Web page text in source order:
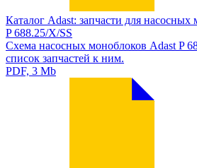
Каталог Adast: запчасти для
P 688.25/X/SS
Схема насосных моноблоков Adast P
список запчастей к ним.
PDF, 3 Mb